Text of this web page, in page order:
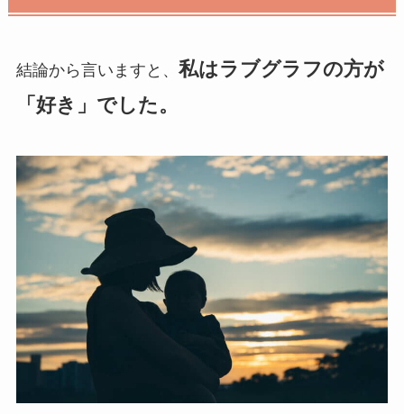
結論から言いますと、 私はラブグラフの方が
「好き」でした。